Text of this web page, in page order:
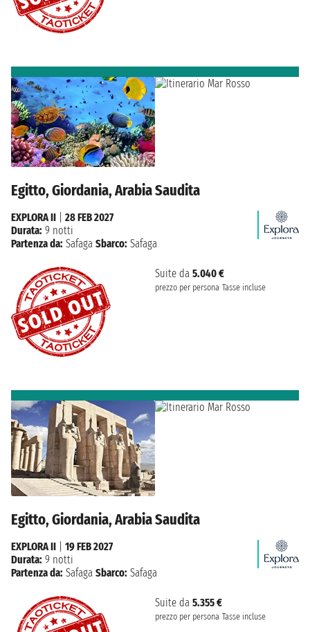
Egitto, Giordania, Arabia Saudita
Suite da 5.040 €
prezzo per persona Tasse incluse
EXPLORA II
28 FEB 2027
Durata: 9 notti
Partenza da: Safaga Sbarco: Safaga
Egitto, Giordania, Arabia Saudita
Suite da 5.355 €
prezzo per persona Tasse incluse
EXPLORA II
19 FEB 2027
Durata: 9 notti
Partenza da: Safaga Sbarco: Safaga